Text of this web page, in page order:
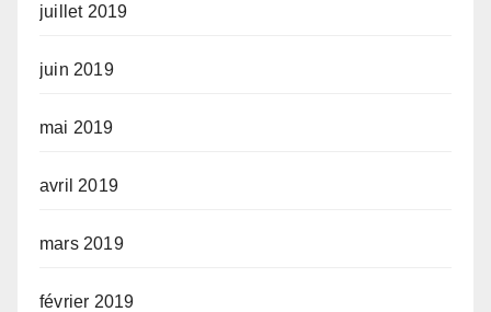
juillet 2019
juin 2019
mai 2019
avril 2019
mars 2019
février 2019